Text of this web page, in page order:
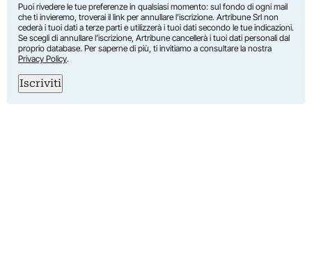
Puoi rivedere le tue preferenze in qualsiasi momento: sul fondo di ogni mail
che ti invieremo, troverai il link per annullare l’iscrizione. Artribune Srl non
cederà i tuoi dati a terze parti e utilizzerà i tuoi dati secondo le tue indicazioni.
Se scegli di annullare l’iscrizione, Artribune cancellerà i tuoi dati personali dal
proprio database. Per saperne di più, ti invitiamo a consultare la nostra
Privacy Policy.
Iscriviti